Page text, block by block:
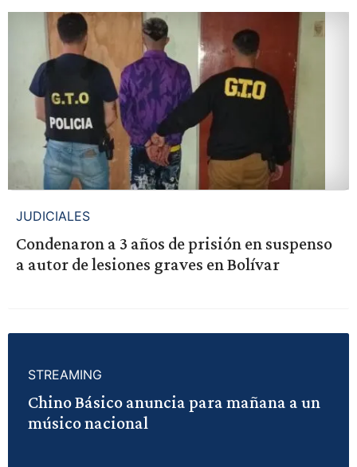
JUDICIALES
Condenaron a 3 años de prisión en suspenso
a autor de lesiones graves en Bolívar
STREAMING
Chino Básico anuncia para mañana a un
músico nacional